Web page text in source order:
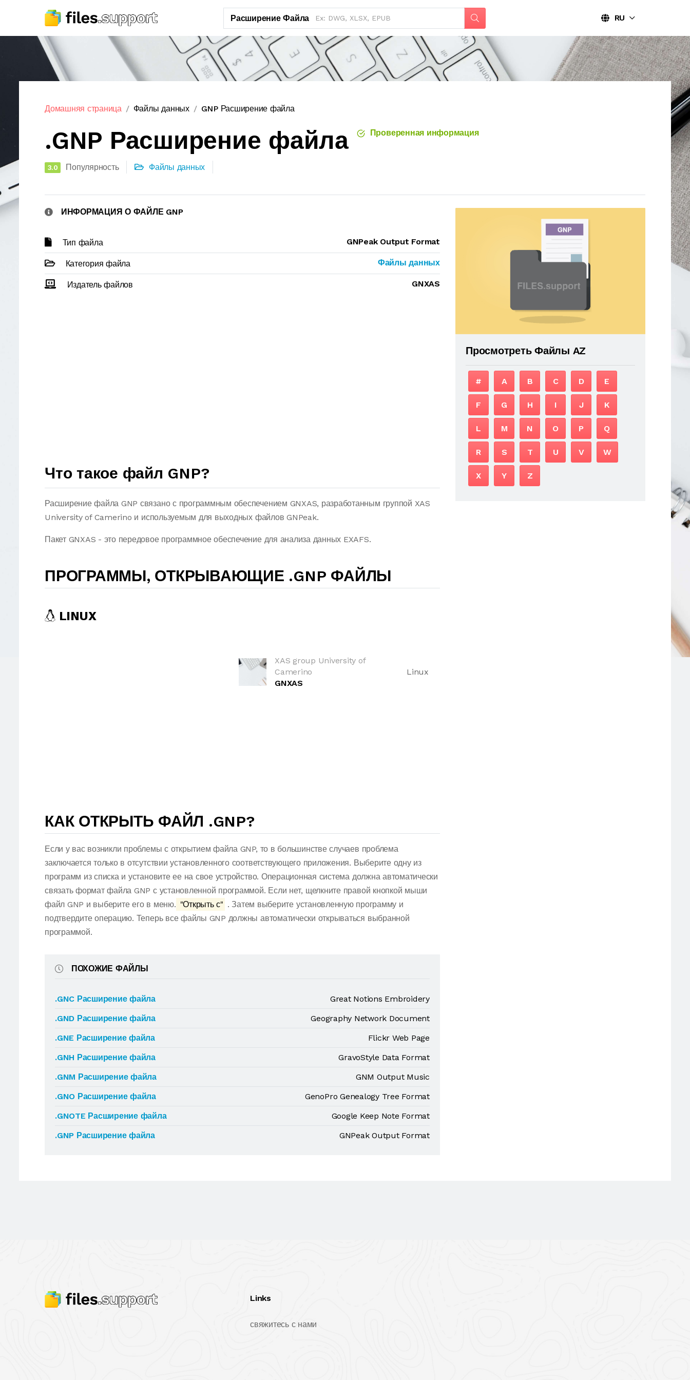
Расширение Файла RU
Домашняя страница Файлы данных GNP Расширение файла
.GNP Расширение файла Проверенная информация
3.0 Популярность Файлы данных
ИНФОРМАЦИЯ О ФАЙЛЕ GNP
Тип файла GNPeak Output Format
Категория файла Файлы данных
Издатель файлов GNXAS
Что такое файл GNP?
Расширение файла GNP связано с программным обеспечением GNXAS, разработанным группой XAS
University of Camerino и используемым для выходных файлов GNPeak.
Пакет GNXAS - это передовое программное обеспечение для анализа данных EXAFS.
ПРОГРАММЫ, ОТКРЫВАЮЩИЕ .GNP ФАЙЛЫ
LINUX
XAS group University of
Camerino
GNXAS
Linux
КАК ОТКРЫТЬ ФАЙЛ .GNP?
Если у вас возникли проблемы с открытием файла GNP, то в большинстве случаев проблема
заключается только в отсутствии установленного соответствующего приложения. Выберите одну из
программ из списка и установите ее на свое устройство. Операционная система должна автоматически
связать формат файла GNP с установленной программой. Если нет, щелкните правой кнопкой мыши
файл GNP и выберите его в меню. "Открыть с" . Затем выберите установленную программу и
подтвердите операцию. Теперь все файлы GNP должны автоматически открываться выбранной
программой.
ПОХОЖИЕ ФАЙЛЫ
.GNC Расширение файла
Great Notions Embroidery
.GND Расширение файла
Geography Network Document
.GNE Расширение файла
Flickr Web Page
.GNH Расширение файла
GravoStyle Data Format
.GNM Расширение файла
GNM Output Music
.GNO Расширение файла
GenoPro Genealogy Tree Format
.GNOTE Расширение файла
Google Keep Note Format
.GNP Расширение файла
GNPeak Output Format
Просмотреть Файлы AZ
# A B C D E
F G H I J K
L M N O P Q
R S T U V W
X Y Z
Links
свяжитесь с нами